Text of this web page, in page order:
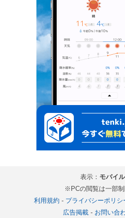
表示： モバイル
※PCの閲覧は一部
利用規約 - プライバシーポリシ
広告掲載- お問い合